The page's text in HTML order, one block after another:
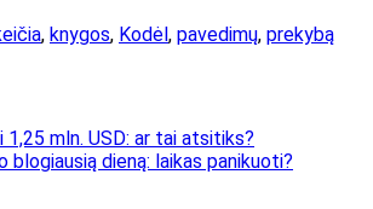
, knygos, Kodėl, pavedimų, prekybą
1,25 mln. USD: ar tai atsitiks?
dieną: laikas panikuoti?